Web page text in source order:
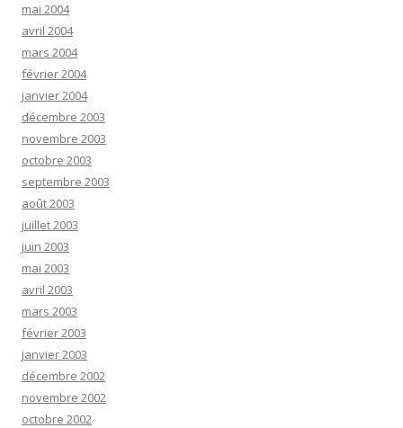
mai 2004
avril 2004
mars 2004
février 2004
janvier 2004
décembre 2003
novembre 2003
octobre 2003
septembre 2003
août 2003
juillet 2003
juin 2003
mai 2003
avril 2003
mars 2003
février 2003
janvier 2003
décembre 2002
novembre 2002
octobre 2002